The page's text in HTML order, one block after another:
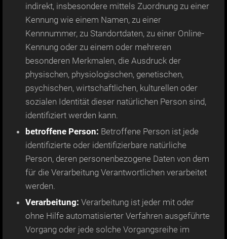
indirekt, insbesondere mittels Zuordnung zu einer
Kennung wie einem Namen, zu einer
Kennnummer, zu Standortdaten, zu einer Online-
Kennung oder zu einem oder mehreren
besonderen Merkmalen, die Ausdruck der
physischen, physiologischen, genetischen,
psychischen, wirtschaftlichen, kulturellen oder
sozialen Identität dieser natürlichen Person sind,
identifiziert werden kann.
betroffene Person: Betroffene Person ist jede
identifizierte oder identifizierbare natürliche
Person, deren personenbezogene Daten von dem
für die Verarbeitung Verantwortlichen verarbeitet
werden.
Verarbeitung: Verarbeitung ist jeder mit oder
ohne Hilfe automatisierter Verfahren ausgeführte
Vorgang oder jede solche Vorgangsreihe im